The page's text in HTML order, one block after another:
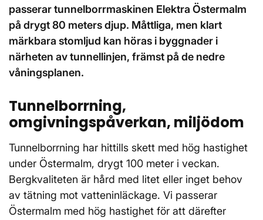
passerar tunnelborrmaskinen Elektra Östermalm
på drygt 80 meters djup. Måttliga, men klart
märkbara stomljud kan höras i byggnader i
närheten av tunnellinjen, främst på de nedre
våningsplanen.
Tunnelborrning,
omgivningspåverkan, miljödom
Tunnelborrning har hittills skett med hög hastighet
under Östermalm, drygt 100 meter i veckan.
Bergkvaliteten är hård med litet eller inget behov
av tätning mot vatteninläckage. Vi passerar
Östermalm med hög hastighet för att därefter